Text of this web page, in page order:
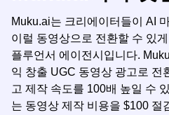
Muku.ai는 크리에이터들이 AI
이럴 동영상으로 전환할 수 있
플루언서 에이전시입니다.
익 창출 UGC 동영상 광고로 전
고 제작 속도를 100배 높일 수
는 동영상 제작 비용을 $100 절